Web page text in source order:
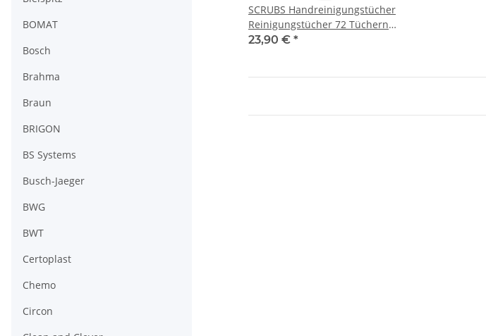
SCRUBS Handreinigungstücher
Reinigungstücher 72 Tüchern
Reinigungstuch
23,90 € *
BOMAT
Bosch
Brahma
Braun
BRIGON
BS Systems
Busch-Jaeger
BWG
BWT
Certoplast
Chemo
Circon